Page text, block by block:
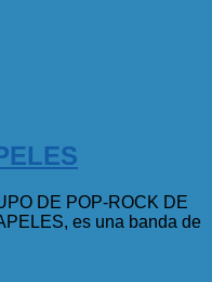
DE POP-ROCK DE
es una banda de